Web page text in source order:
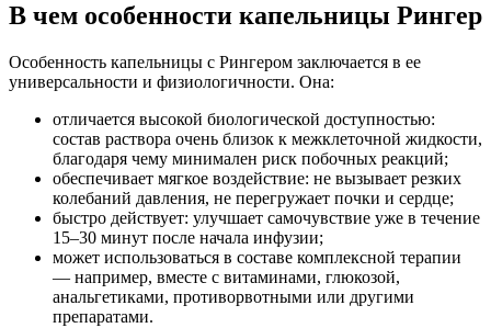
В чем особенности капельницы Рингер
Особенность капельницы с Рингером заключается в ее
универсальности и физиологичности. Она:
отличается высокой биологической доступностью:
состав раствора очень близок к межклеточной жидкости,
благодаря чему минимален риск побочных реакций;
обеспечивает мягкое воздействие: не вызывает резких
колебаний давления, не перегружает почки и сердце;
быстро действует: улучшает самочувствие уже в течение
15–30 минут после начала инфузии;
может использоваться в составе комплексной терапии
— например, вместе с витаминами, глюкозой,
анальгетиками, противорвотными или другими
препаратами.